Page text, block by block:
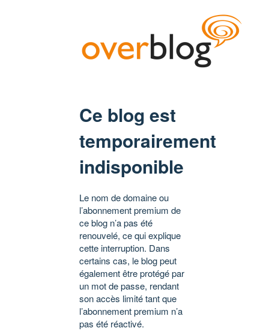
Ce blog est
temporairement
indisponible
Le nom de domaine ou
l’abonnement premium de
ce blog n’a pas été
renouvelé, ce qui explique
cette interruption. Dans
certains cas, le blog peut
également être protégé par
un mot de passe, rendant
son accès limité tant que
l’abonnement premium n’a
pas été réactivé.